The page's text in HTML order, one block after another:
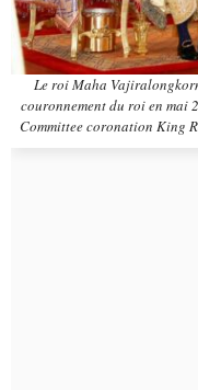
Le roi Maha
couronnement du roi en mai
Committee coronation King